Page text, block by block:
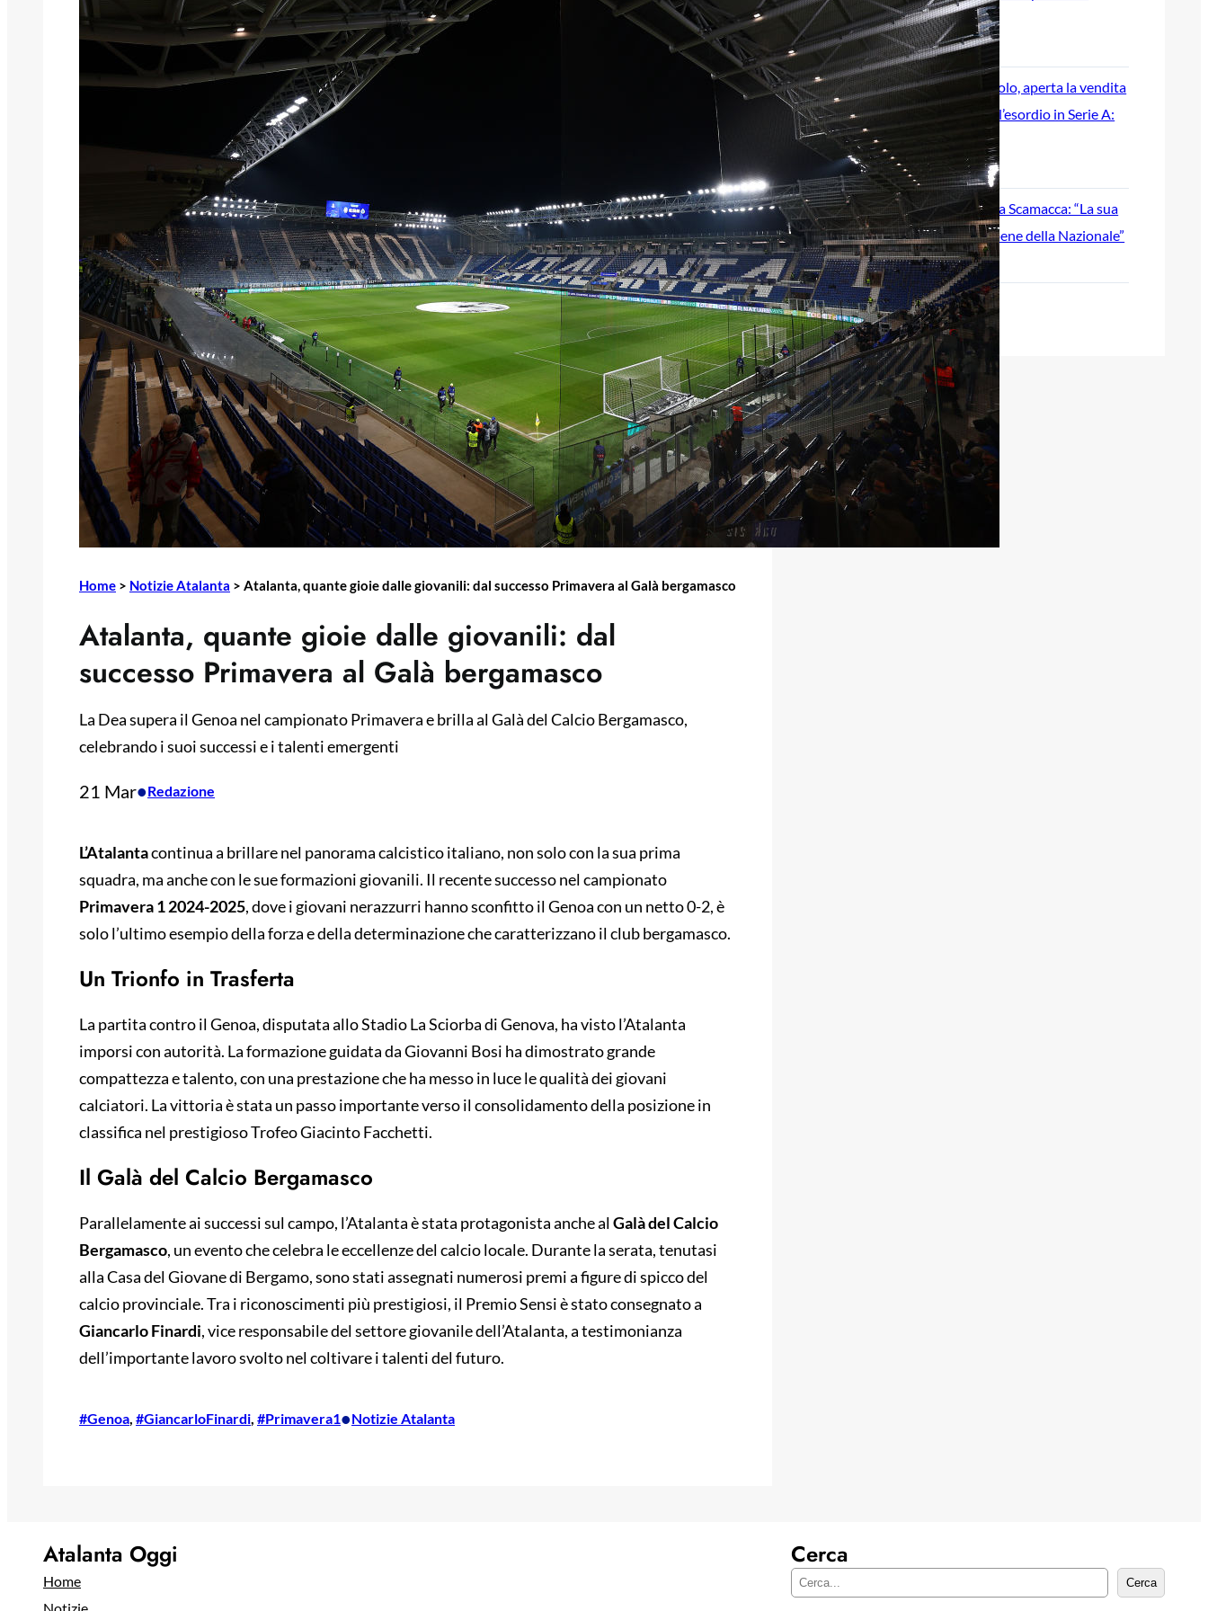
Home > Notizie Atalanta > Atalanta, quante gioie dalle giovanili: dal successo Primavera al Galà bergamasco
Atalanta, quante gioie dalle giovanili: dal
successo Primavera al Galà bergamasco
La Dea supera il Genoa nel campionato Primavera e brilla al Galà del Calcio Bergamasco,
celebrando i suoi successi e i talenti emergenti
21 Mar•Redazione
L’Atalantacontinua a brillare nel panorama calcistico italiano, non solo con la sua prima
squadra, ma anche con le sue formazioni giovanili. Il recente successo nel campionato
Primavera 1 2024-2025, dove i giovani nerazzurri hanno sconfitto il Genoa con un netto 0-2, è
solo l’ultimo esempio della forza e della determinazione che caratterizzano il club bergamasco.
Un Trionfo in Trasferta
La partita contro il Genoa, disputata allo Stadio La Sciorba di Genova, ha visto l’Atalanta
imporsi con autorità. La formazione guidata da Giovanni Bosi ha dimostrato grande
compattezza e talento, con una prestazione che ha messo in luce le qualità dei giovani
calciatori. La vittoria è stata un passo importante verso il consolidamento della posizione in
classifica nel prestigioso Trofeo Giacinto Facchetti.
Il Galà del Calcio Bergamasco
Parallelamente ai successi sul campo, l’Atalanta è stata protagonista anche alGalà del Calcio
Bergamasco, un evento che celebra le eccellenze del calcio locale. Durante la serata, tenutasi
alla Casa del Giovane di Bergamo, sono stati assegnati numerosi premi a figure di spicco del
calcio provinciale. Tra i riconoscimenti più prestigiosi, il Premio Sensi è stato consegnato a
Giancarlo Finardi, vice responsabile del settore giovanile dell’Atalanta, a testimonianza
dell’importante lavoro svolto nel coltivare i talenti del futuro.
#Genoa, #GiancarloFinardi, #Primavera1•Notizie Atalanta
cambiare data
7 Agosto 2026
Atalanta-Sassuolo, aperta la vendita
dei biglietti per l’esordio in Serie A:
tutte le informazioni
7 Agosto 2026
Inzaghi incorona Scamacca: “La sua
stagione per il bene della Nazionale”
7 Agosto 2026
Atalanta Oggi
Home
Cerca
C
Cerca